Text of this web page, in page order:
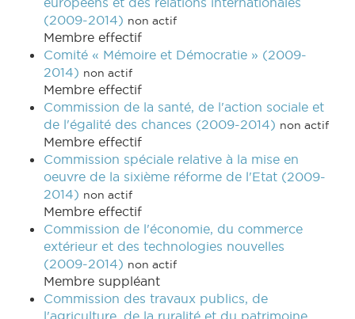
(2009-2014) non actif
Membre effectif
Comité « Mémoire et Démocratie » (2009-
2014) non actif
Membre effectif
Commission de la santé, de l'action sociale et
de l'égalité des chances (2009-2014) non actif
Membre effectif
Commission spéciale relative à la mise en
oeuvre de la sixième réforme de l'Etat (2009-
2014) non actif
Membre effectif
Commission de l'économie, du commerce
extérieur et des technologies nouvelles
(2009-2014) non actif
Membre suppléant
Commission des travaux publics, de